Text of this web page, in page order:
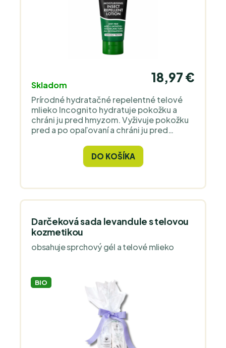
Skladom
18,97 €
Prírodné hydratačné repelentné telové
mlieko Incognito hydratuje pokožku a
chráni ju pred hmyzom. Vyživuje pokožku
pred a po opaľovaní a chráni ju pred
DO KOŠÍKA
Darčeková sada levandule s telovou
kozmetikou
obsahuje sprchový gél a telové mlieko
BIO